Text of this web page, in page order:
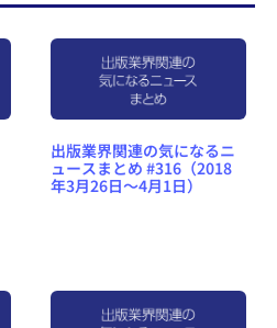
出版業界関連の気になるニ
ュースまとめ #316（2018
年3月26日～4月1日）